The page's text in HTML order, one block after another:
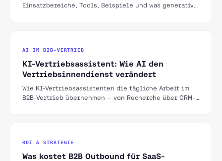
Einsatzbereiche, Tools, Beispiele und was generative
AI IM B2B-VERTRIEB
KI-Vertriebsassistent: Wie AI den
Vertriebsinnendienst verändert
Wie KI-Vertriebsassistenten die tägliche Arbeit im
B2B-Vertrieb übernehmen — von Recherche über CRM-
ROI & STRATEGIE
Was kostet B2B Outbound für SaaS-